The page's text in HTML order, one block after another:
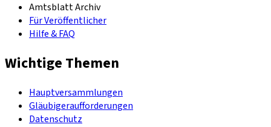
Amtsblatt Archiv
Für Veröffentlicher
Hilfe & FAQ
Wichtige Themen
Hauptversammlungen
Gläubigeraufforderungen
Datenschutz